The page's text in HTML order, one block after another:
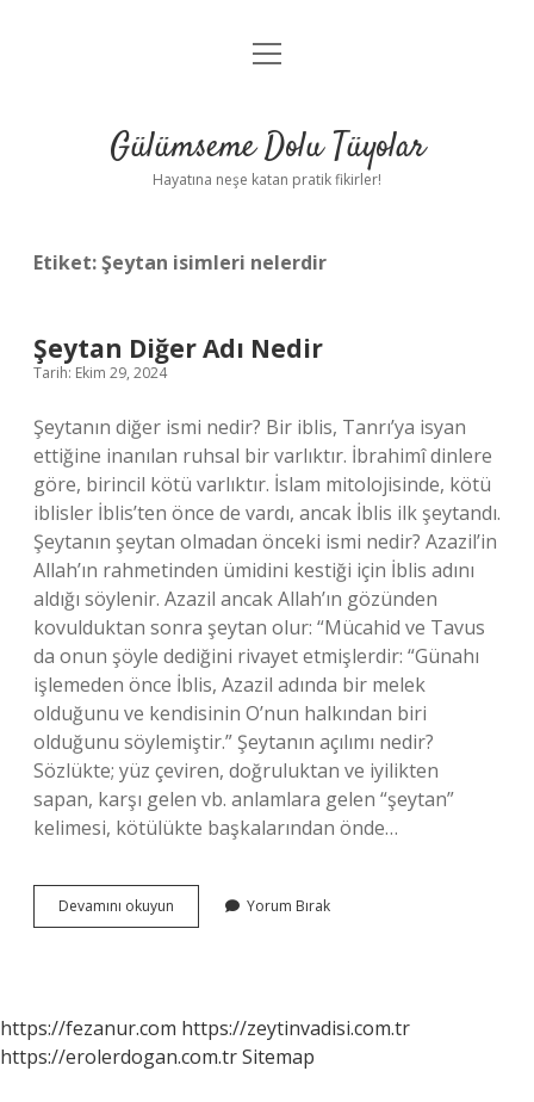
Anasayfa
Yasal Uyarı
menüyü
Gülümseme Dolu Tüyolar
Hayatına neşe katan pratik fikirler!
Etiket:Şeytan isimleri nelerdir
Şeytan Diğer Adı Nedir
Tarih: Ekim 29, 2024
Şeytanın diğer ismi nedir? Bir iblis, Tanrı’ya isyan
ettiğine inanılan ruhsal bir varlıktır. İbrahimî dinlere
göre, birincil kötü varlıktır. İslam mitolojisinde, kötü
iblisler İblis’ten önce de vardı, ancak İblis ilk şeytandı.
Şeytanın şeytan olmadan önceki ismi nedir? Azazil’in
Allah’ın rahmetinden ümidini kestiği için İblis adını
aldığı söylenir. Azazil ancak Allah’ın gözünden
kovulduktan sonra şeytan olur: “Mücahid ve Tavus
da onun şöyle dediğini rivayet etmişlerdir: “Günahı
işlemeden önce İblis, Azazil adında bir melek
olduğunu ve kendisinin O’nun halkından biri
olduğunu söylemiştir.” Şeytanın açılımı nedir?
Sözlükte; yüz çeviren, doğruluktan ve iyilikten
sapan, karşı gelen vb. anlamlara gelen “şeytan”
kelimesi, kötülükte başkalarından önde…
Devamını okuyun
Diğer
Yorum Bırak
https://fezanur.com https://zeytinvadisi.com.tr
https://erolerdogan.com.trSitemap